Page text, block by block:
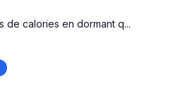
de calories en dormant q...